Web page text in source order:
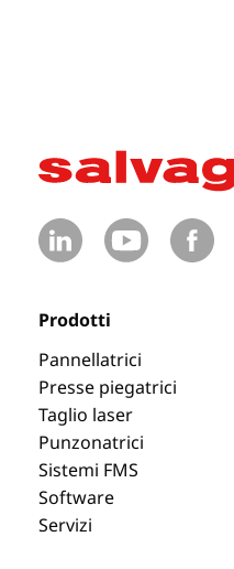
Prodotti
Pannellatrici
Presse piegatrici
Taglio laser
Punzonatrici
Sistemi FMS
Software
Servizi